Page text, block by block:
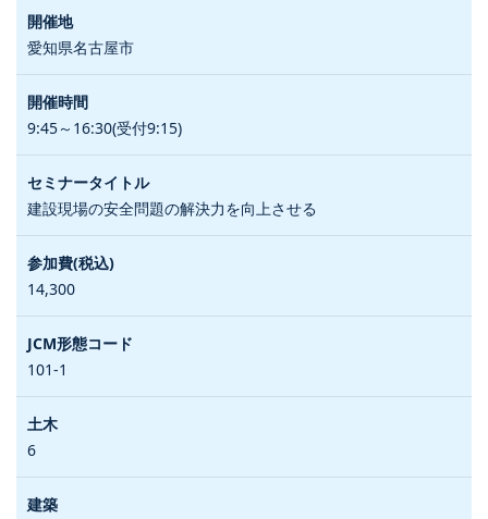
愛知県名古屋市
9:45～16:30(受付9:15)
建設現場の安全問題の解決力を向上させる
14,300
101-1
6